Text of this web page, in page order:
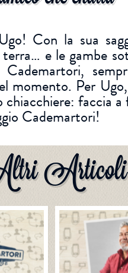
Con la sua
e le gambe
momento. Per
faccia a
Cademartori!
Articoli